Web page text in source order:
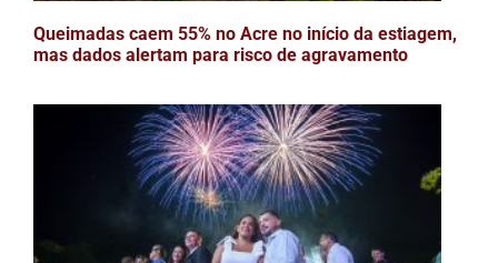
Queimadas caem 55% no Acre no início da estiagem,
mas dados alertam para risco de agravamento